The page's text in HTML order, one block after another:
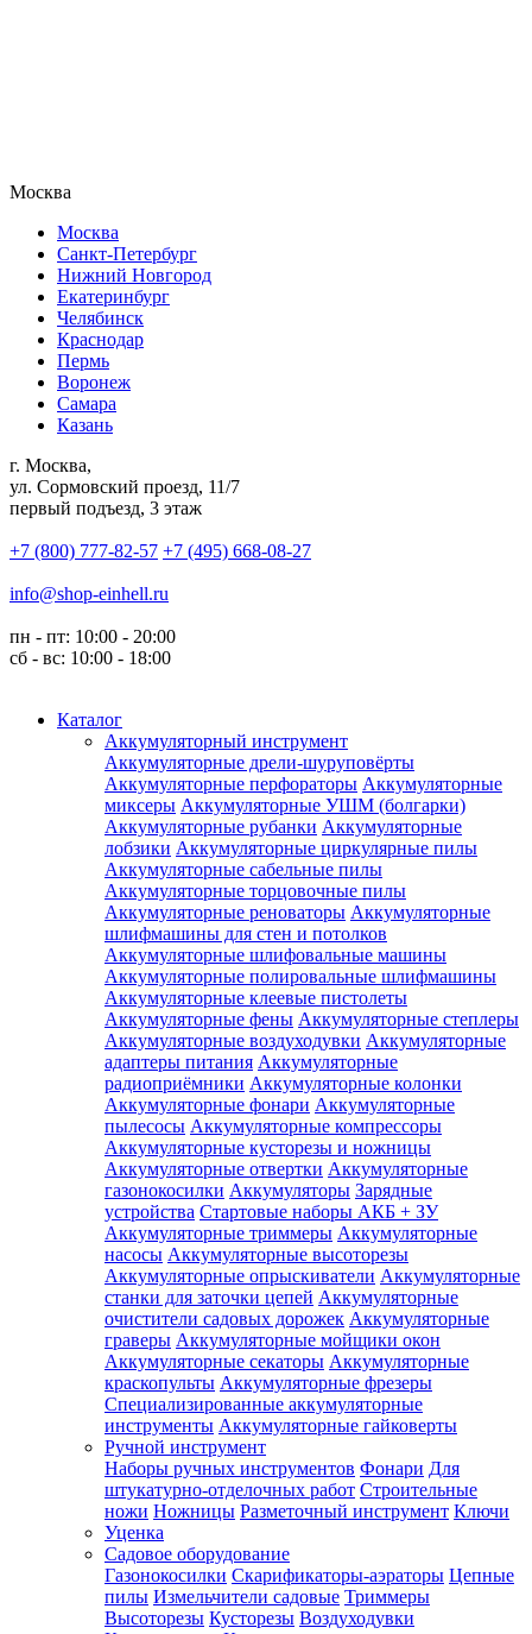
Москва
Москва
Санкт-Петербург
Нижний Новгород
Екатеринбург
Челябинск
Краснодар
Пермь
Воронеж
Самара
Казань
г. Москва,
ул. Сормовский проезд, 11/7
первый подъезд, 3 этаж
+7 (800) 777-82-57 +7 (495) 668-08-27
info@shop-einhell.ru
пн - пт: 10:00 - 20:00
сб - вс: 10:00 - 18:00
Каталог
Аккумуляторный инструмент
Аккумуляторные дрели-шуруповёрты
Аккумуляторные перфораторы Аккумуляторные
миксеры Аккумуляторные УШМ (болгарки)
Аккумуляторные рубанки Аккумуляторные
лобзики Аккумуляторные циркулярные пилы
Аккумуляторные сабельные пилы
Аккумуляторные торцовочные пилы
Аккумуляторные реноваторы Аккумуляторные
шлифмашины для стен и потолков
Аккумуляторные шлифовальные машины
Аккумуляторные полировальные шлифмашины
Аккумуляторные клеевые пистолеты
Аккумуляторные фены Аккумуляторные степлеры
Аккумуляторные воздуходувки Аккумуляторные
адаптеры питания Аккумуляторные
радиоприёмники Аккумуляторные колонки
Аккумуляторные фонари Аккумуляторные
пылесосы Аккумуляторные компрессоры
Аккумуляторные кусторезы и ножницы
Аккумуляторные отвертки Аккумуляторные
газонокосилки Аккумуляторы Зарядные
устройства Стартовые наборы АКБ + ЗУ
Аккумуляторные триммеры Аккумуляторные
насосы Аккумуляторные высоторезы
Аккумуляторные опрыскиватели Аккумуляторные
станки для заточки цепей Аккумуляторные
очистители садовых дорожек Аккумуляторные
граверы Аккумуляторные мойщики окон
Аккумуляторные секаторы Аккумуляторные
краскопульты Аккумуляторные фрезеры
Специализированные аккумуляторные
инструменты Аккумуляторные гайковерты
Ручной инструмент
Наборы ручных инструментов Фонари Для
штукатурно-отделочных работ Строительные
ножи Ножницы Разметочный инструмент Ключи
Уценка
Садовое оборудование
Газонокосилки Скарификаторы-аэраторы Цепные
пилы Измельчители садовые Триммеры
Высоторезы Кусторезы Воздуходувки